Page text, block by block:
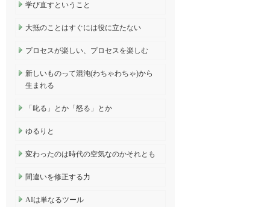
学び直すということ
大抵のことはすぐには役に立たない
プロセスが楽しい、プロセスを楽しむ
新しいものって混沌(わちゃわちゃ)から
生まれる
「叱る」とか「怒る」とか
ゆるりと
変わったのは時代の空気なのかそれとも
間違いを修正する力
AIは単なるツール